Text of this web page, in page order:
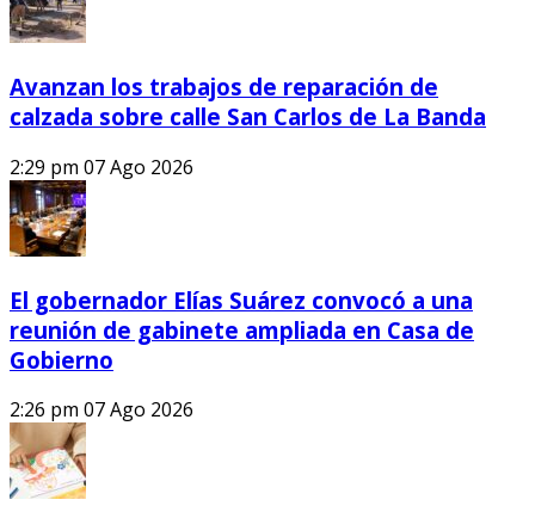
Avanzan los trabajos de reparación de
calzada sobre calle San Carlos de La Banda
2:29 pm 07 Ago 2026
El gobernador Elías Suárez convocó a una
reunión de gabinete ampliada en Casa de
Gobierno
2:26 pm 07 Ago 2026